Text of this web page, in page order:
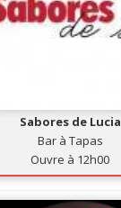
Sabores de Lucia
Bar à Tapas
Ouvre à 12h00